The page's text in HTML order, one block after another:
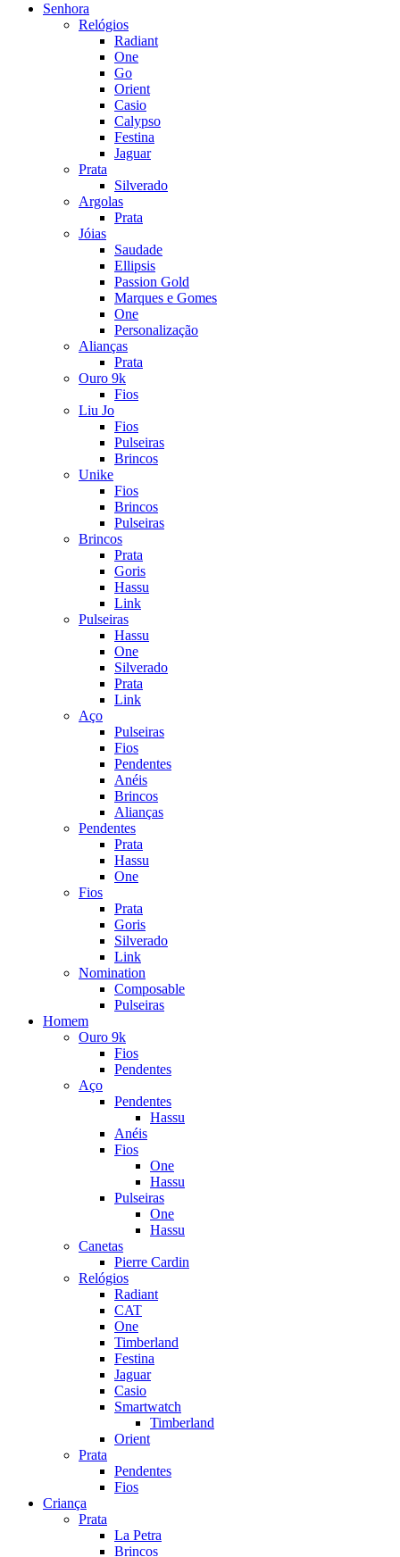
Senhora
Relógios
Radiant
One
Go
Orient
Casio
Calypso
Festina
Jaguar
Prata
Silverado
Argolas
Prata
Jóias
Saudade
Ellipsis
Passion Gold
Marques e Gomes
One
Personalização
Alianças
Prata
Ouro 9k
Fios
Liu Jo
Fios
Pulseiras
Brincos
Unike
Fios
Brincos
Pulseiras
Brincos
Prata
Goris
Hassu
Link
Pulseiras
Hassu
One
Silverado
Prata
Link
Aço
Pulseiras
Fios
Pendentes
Anéis
Brincos
Alianças
Pendentes
Prata
Hassu
One
Fios
Prata
Goris
Silverado
Link
Nomination
Composable
Pulseiras
Homem
Ouro 9k
Fios
Pendentes
Aço
Pendentes
Hassu
Anéis
Fios
One
Hassu
Pulseiras
One
Hassu
Canetas
Pierre Cardin
Relógios
Radiant
CAT
One
Timberland
Festina
Jaguar
Casio
Smartwatch
Timberland
Orient
Prata
Pendentes
Fios
Criança
Prata
La Petra
Brincos